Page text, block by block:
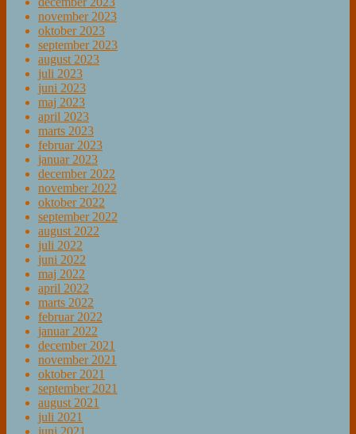
november 2023
oktober 2023
september 2023
august 2023
juli 2023
juni 2023
maj 2023
april 2023
marts 2023
februar 2023
januar 2023
december 2022
november 2022
oktober 2022
september 2022
august 2022
juli 2022
juni 2022
maj 2022
april 2022
marts 2022
februar 2022
januar 2022
december 2021
november 2021
oktober 2021
september 2021
august 2021
juli 2021
juni 2021